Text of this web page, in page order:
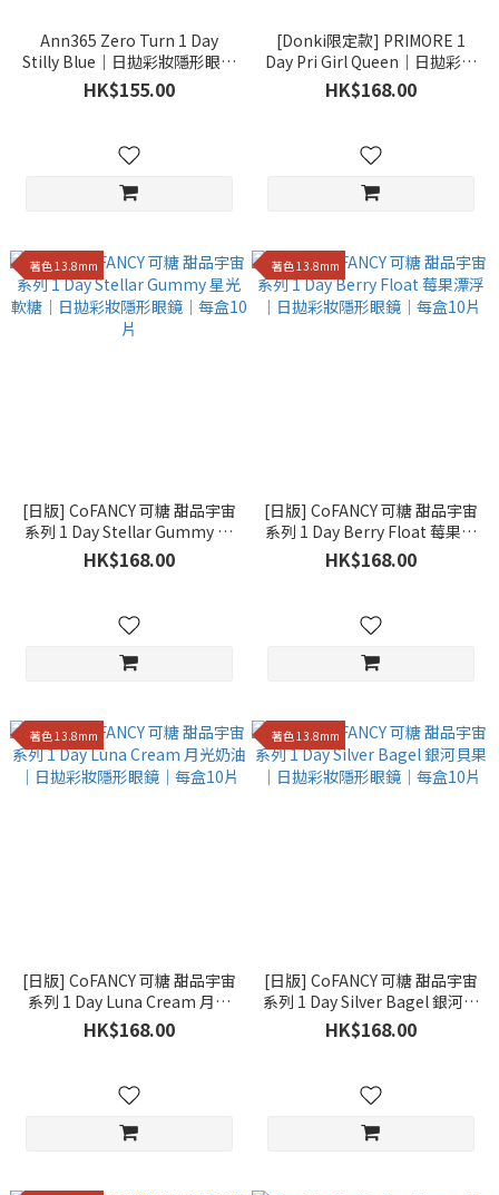
Ann365 Zero Turn 1 Day
Stilly Blue｜日拋彩妝隱形眼鏡
｜每盒10片
HK$155.00
[Donki限定款] PRIMORE 1
Day Pri Girl Queen｜日拋彩妝
隱形眼鏡｜每盒10片
HK$168.00
著色 13.8mm
[日版] CoFANCY 可糖 甜品宇宙
系列 1 Day Stellar Gummy 星
光軟糖｜日拋彩妝隱形眼鏡｜
每盒10片
HK$168.00
著色 13.8mm
[日版] CoFANCY 可糖 甜品宇宙
系列 1 Day Berry Float 莓果漂
浮｜日拋彩妝隱形眼鏡｜每盒
10片
HK$168.00
著色 13.8mm
[日版] CoFANCY 可糖 甜品宇宙
系列 1 Day Luna Cream 月光
奶油｜日拋彩妝隱形眼鏡｜每
盒10片
HK$168.00
著色 13.8mm
[日版] CoFANCY 可糖 甜品宇宙
系列 1 Day Silver Bagel 銀河貝
果｜日拋彩妝隱形眼鏡｜每盒
10片
HK$168.00